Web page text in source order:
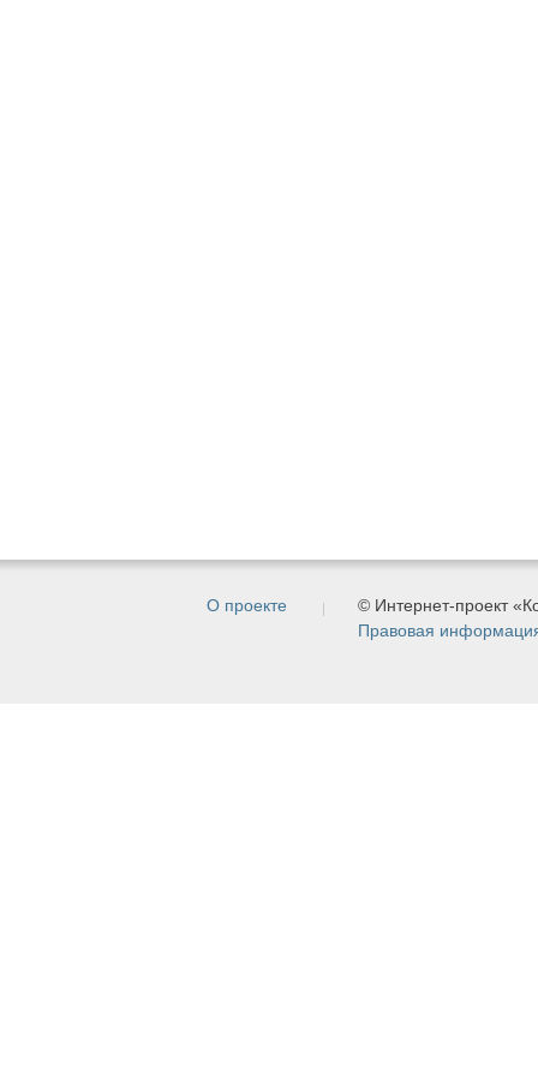
О проекте
© Интернет-проект
Правовая